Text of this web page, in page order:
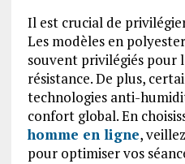
Il est crucial de
Les modèles en
souvent privilégiés pour
résistance. De plus,
technologies anti-
confort global. En
homme en ligne,
pour optimiser vos